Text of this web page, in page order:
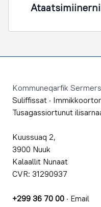
Kommuneqarfik
Suliffissat ·
Tusagassiortunut
Kuussuaq 2,
3900 Nuuk
Kalaallit Nunaat
CVR: 31290937
+299 36 70 00 · Email